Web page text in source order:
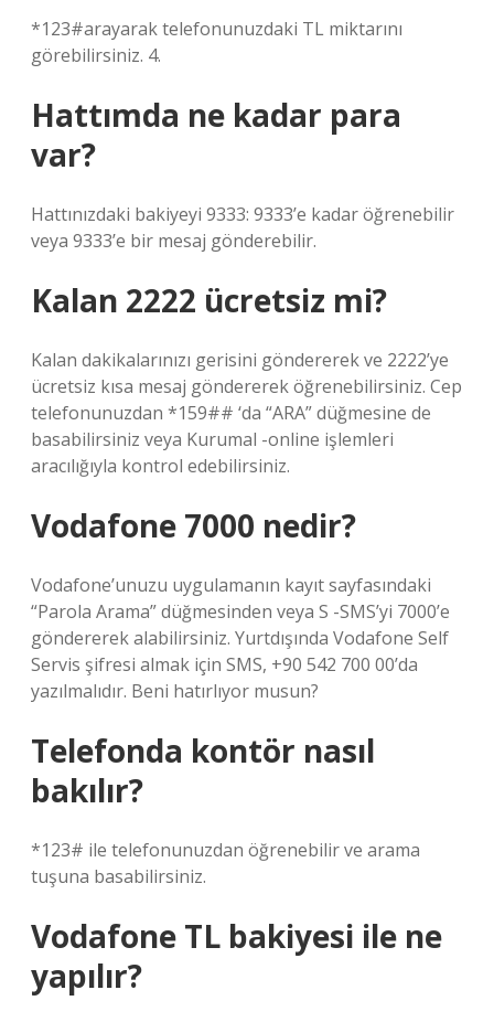
*123#arayarak telefonunuzdaki TL miktarını
görebilirsiniz. 4.
Hattımda ne kadar para
var?
Hattınızdaki bakiyeyi 9333: 9333’e kadar öğrenebilir
veya 9333’e bir mesaj gönderebilir.
Kalan 2222 ücretsiz mi?
Kalan dakikalarınızı gerisini göndererek ve 2222’ye
ücretsiz kısa mesaj göndererek öğrenebilirsiniz. Cep
telefonunuzdan *159## ‘da “ARA” düğmesine de
basabilirsiniz veya Kurumal -online işlemleri
aracılığıyla kontrol edebilirsiniz.
Vodafone 7000 nedir?
Vodafone’unuzu uygulamanın kayıt sayfasındaki
“Parola Arama” düğmesinden veya S -SMS’yi 7000’e
göndererek alabilirsiniz. Yurtdışında Vodafone Self
Servis şifresi almak için SMS, +90 542 700 00’da
yazılmalıdır. Beni hatırlıyor musun?
Telefonda kontör nasıl
bakılır?
*123# ile telefonunuzdan öğrenebilir ve arama
tuşuna basabilirsiniz.
Vodafone TL bakiyesi ile ne
yapılır?